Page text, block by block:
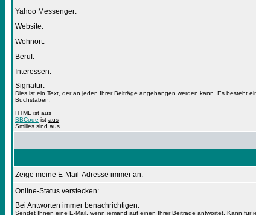
Yahoo Messenger:
Website:
Wohnort:
Beruf:
Interessen:
Signatur:
Dies ist ein Text, der an jeden Ihrer Beiträge angehangen werden kann. Es besteht
Buchstaben.
HTML ist aus
BBCode ist aus
Smilies sind aus
Zeige meine E-Mail-Adresse immer an:
Online-Status verstecken:
Bei Antworten immer benachrichtigen:
Sendet Ihnen eine E-Mail, wenn jemand auf einen Ihrer Beiträge antwortet. Kann für